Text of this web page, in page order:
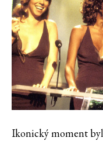
Ikonický moment